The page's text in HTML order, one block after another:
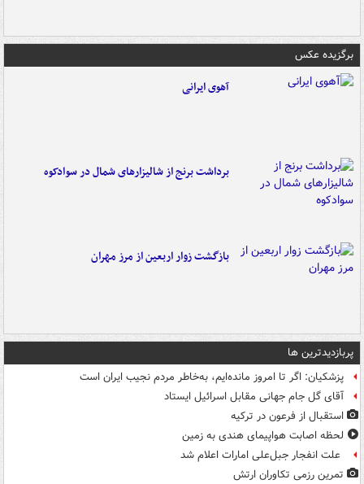
برگزیده عکس
آهوی ایرانی
برداشت برنج از شالیزارهای شمال در سوادکوه
بازگشت زوار اربعین از مرز مهران
پربازدیدترین ها
پزشکیان: اگر تا امروز مانده‌ایم، به‌خاطر مردم نجیب ایران است
آقای گل جام جهانی مقابل اسرائیل ایستاد
استقبال از فرعون در ترکیه
لحظه اصابت هواپیمای هندی به زمین
علت انفجار جبل‌علی امارات اعلام شد
تمرین رزمی تکاوران ارتش